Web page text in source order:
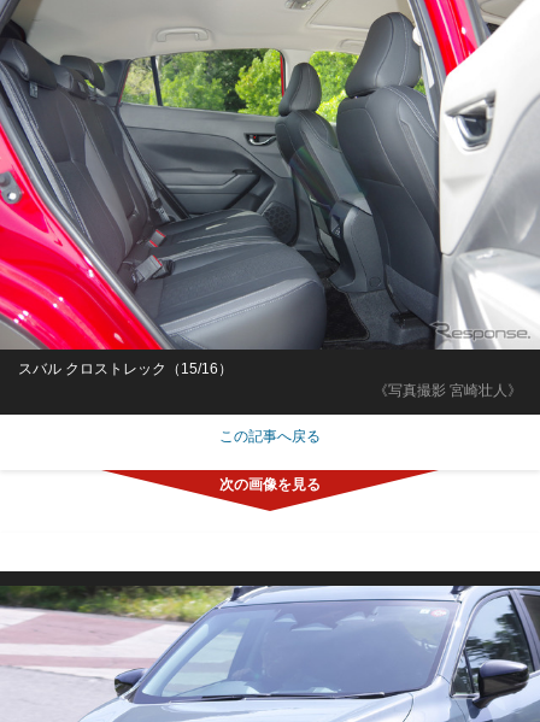
《写真撮影 宮崎壮人》
スバル クロストレック（15/16）
この記事へ戻る